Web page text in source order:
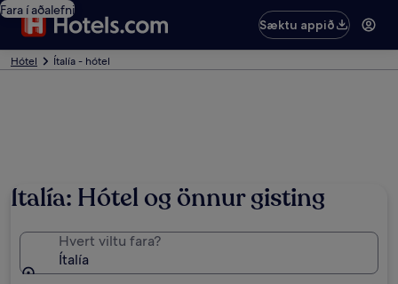
Fara í aðalefni
Sæktu appið
Hótel Ítalía - hótel
Ítalía: Hótel og önnur gisting
Hvert viltu fara?
Ítalía